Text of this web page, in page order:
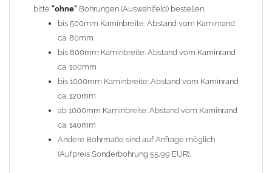
Es stehen insgesamt 20 verschiedene Typen zur Auswahl. Bitte
Auswahlfeldangeben.
Standardhauben siehe Auswahlfeld: 01 Haus,03 Welle
(unser Topseller)
Laube, 13 Schwalbe, 14 Sattel Welle, 15 Welle 90° gedreht,
17 Dach, 18 Plafond 2, 19 S-Line, 20 Pult
Typ 07 (Welle hoch) und 08 (Doppel Welle) haben einen
Aufpreis von 20% (bitte anfragen - Bestellung nicht über
Shop möglich).
Die Typen 02 (Bogen), 06 (Krempe), 09 (Pagode), 10
bitte "ohne" Bohrungen (Auswahlfeld) bestellen.
bis 500mm Kaminbreite: Abstand vom Kaminrand
ca. 80mm
bis 800mm Kaminbreite: Abstand vom Kaminrand
ca. 100mm
bis 1000mm Kaminbreite: Abstand vom Kaminrand
ca. 120mm
ab 1000mm Kaminbreite: Abstand vom Kaminrand
ca. 140mm
Andere Bohrmaße sind auf Anfrage möglich
(Aufpreis Sonderbohrung 55,99 EUR).